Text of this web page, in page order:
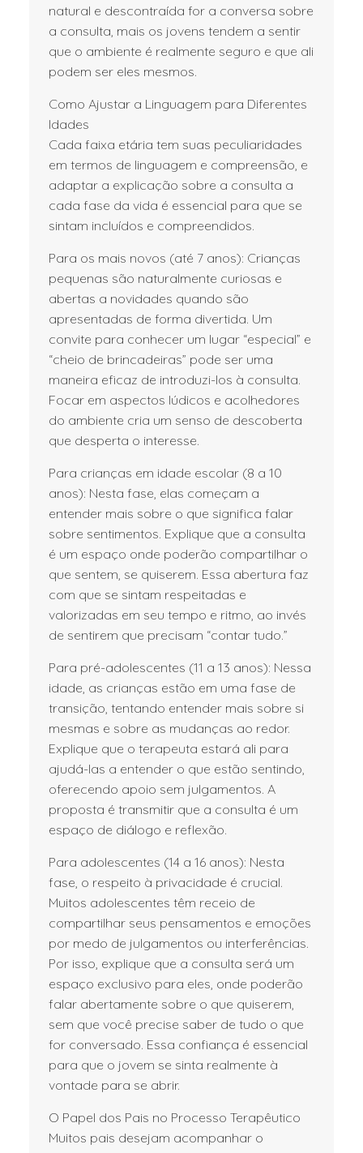
natural e descontraída for a conversa sobre
a consulta, mais os jovens tendem a sentir
que o ambiente é realmente seguro e que ali
podem ser eles mesmos.
Como Ajustar a Linguagem para Diferentes
Idades
Cada faixa etária tem suas peculiaridades
em termos de linguagem e compreensão, e
adaptar a explicação sobre a consulta a
cada fase da vida é essencial para que se
sintam incluídos e compreendidos.
Para os mais novos (até 7 anos): Crianças
pequenas são naturalmente curiosas e
abertas a novidades quando são
apresentadas de forma divertida. Um
convite para conhecer um lugar “especial” e
“cheio de brincadeiras” pode ser uma
maneira eficaz de introduzi-los à consulta.
Focar em aspectos lúdicos e acolhedores
do ambiente cria um senso de descoberta
que desperta o interesse.
Para crianças em idade escolar (8 a 10
anos): Nesta fase, elas começam a
entender mais sobre o que significa falar
sobre sentimentos. Explique que a consulta
é um espaço onde poderão compartilhar o
que sentem, se quiserem. Essa abertura faz
com que se sintam respeitadas e
valorizadas em seu tempo e ritmo, ao invés
de sentirem que precisam “contar tudo.”
Para pré-adolescentes (11 a 13 anos): Nessa
idade, as crianças estão em uma fase de
transição, tentando entender mais sobre si
mesmas e sobre as mudanças ao redor.
Explique que o terapeuta estará ali para
ajudá-las a entender o que estão sentindo,
oferecendo apoio sem julgamentos. A
proposta é transmitir que a consulta é um
espaço de diálogo e reflexão.
Para adolescentes (14 a 16 anos): Nesta
fase, o respeito à privacidade é crucial.
Muitos adolescentes têm receio de
compartilhar seus pensamentos e emoções
por medo de julgamentos ou interferências.
Por isso, explique que a consulta será um
espaço exclusivo para eles, onde poderão
falar abertamente sobre o que quiserem,
sem que você precise saber de tudo o que
for conversado. Essa confiança é essencial
para que o jovem se sinta realmente à
vontade para se abrir.
O Papel dos Pais no Processo Terapêutico
Muitos pais desejam acompanhar o